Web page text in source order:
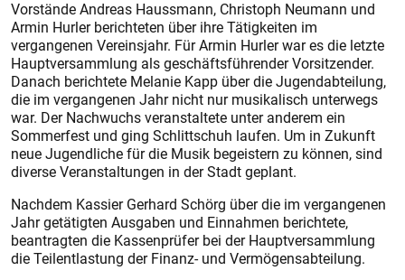
Vorstände Andreas Haussmann, Christoph Neumann und
Armin Hurler berichteten über ihre Tätigkeiten im
vergangenen Vereinsjahr. Für Armin Hurler war es die letzte
Hauptversammlung als geschäftsführender Vorsitzender.
Danach berichtete Melanie Kapp über die Jugendabteilung,
die im vergangenen Jahr nicht nur musikalisch unterwegs
war. Der Nachwuchs veranstaltete unter anderem ein
Sommerfest und ging Schlittschuh laufen. Um in Zukunft
neue Jugendliche für die Musik begeistern zu können, sind
diverse Veranstaltungen in der Stadt geplant.
Nachdem Kassier Gerhard Schörg über die im vergangenen
Jahr getätigten Ausgaben und Einnahmen berichtete,
beantragten die Kassenprüfer bei der Hauptversammlung
die Teilentlastung der Finanz- und Vermögensabteilung.